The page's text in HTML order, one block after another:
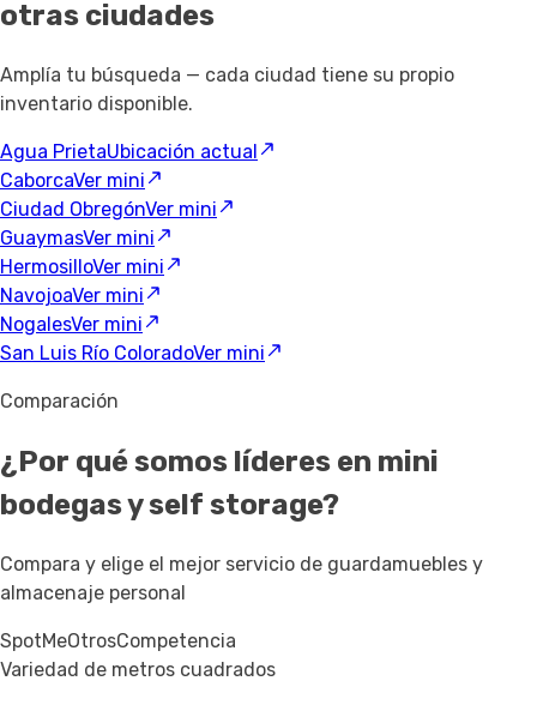
otras ciudades
Amplía tu búsqueda — cada ciudad tiene su propio
inventario disponible.
Agua PrietaUbicación actual
CaborcaVer mini
Ciudad ObregónVer mini
GuaymasVer mini
HermosilloVer mini
NavojoaVer mini
NogalesVer mini
San Luis Río ColoradoVer mini
Comparación
¿Por qué somos líderes en mini
bodegas y self storage?
Compara y elige el mejor servicio de guardamuebles y
almacenaje personal
SpotMeOtrosCompetencia
Variedad de metros cuadrados